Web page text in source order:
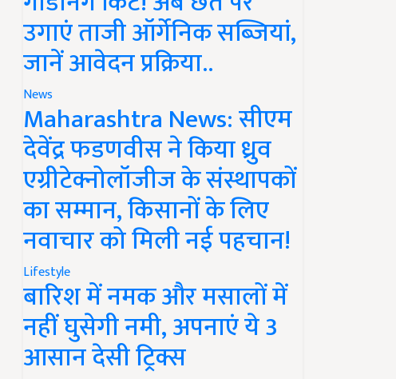
उगाएं ताजी ऑर्गेनिक सब्जियां,
जानें आवेदन प्रक्रिया..
News
Maharashtra News: सीएम
देवेंद्र फडणवीस ने किया ध्रुव
एग्रीटेक्नोलॉजीज के संस्थापकों
का सम्मान, किसानों के लिए
नवाचार को मिली नई पहचान!
Lifestyle
बारिश में नमक और मसालों में
नहीं घुसेगी नमी, अपनाएं ये 3
आसान देसी ट्रिक्स